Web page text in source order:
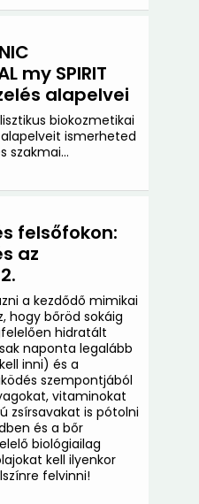
my SPIRIT
alapelvei
biokozmetikai
ismerheted
szakmai
felsőfokon:
az
a kezdődő mimikai
hogy bőröd sokáig
hidratált
naponta legalább
inni) és a
szempontjából
vitaminokat
zsírsavakat is pótolni
és a bőr
biológiailag
kell ilyenkor
felvinni!